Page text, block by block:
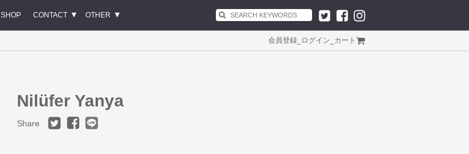
SHOP CONTACT OTHER
会員登録 ログイン カート
Nilüfer Yanya
Share